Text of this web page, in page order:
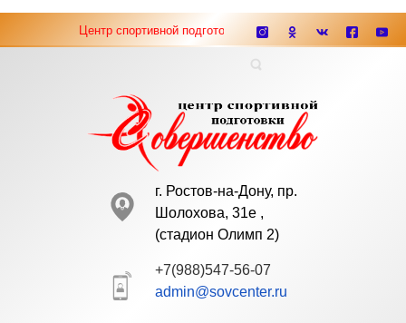
Центр спортивной подготовки "Совершенство" ведёт
г. Ростов-на-Дону, пр.
Шолохова, 31е ,
(cтадион Олимп 2)
+7(988)547-56-07
admin@sovcenter.ru